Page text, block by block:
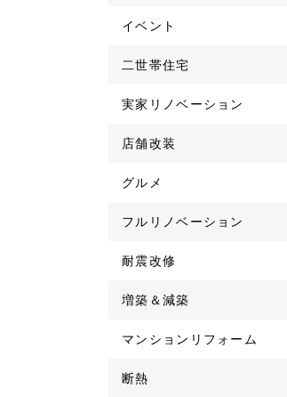
イベント
二世帯住宅
実家リノベーション
店舗改装
グルメ
フルリノベーション
耐震改修
増築＆減築
マンションリフォーム
断熱